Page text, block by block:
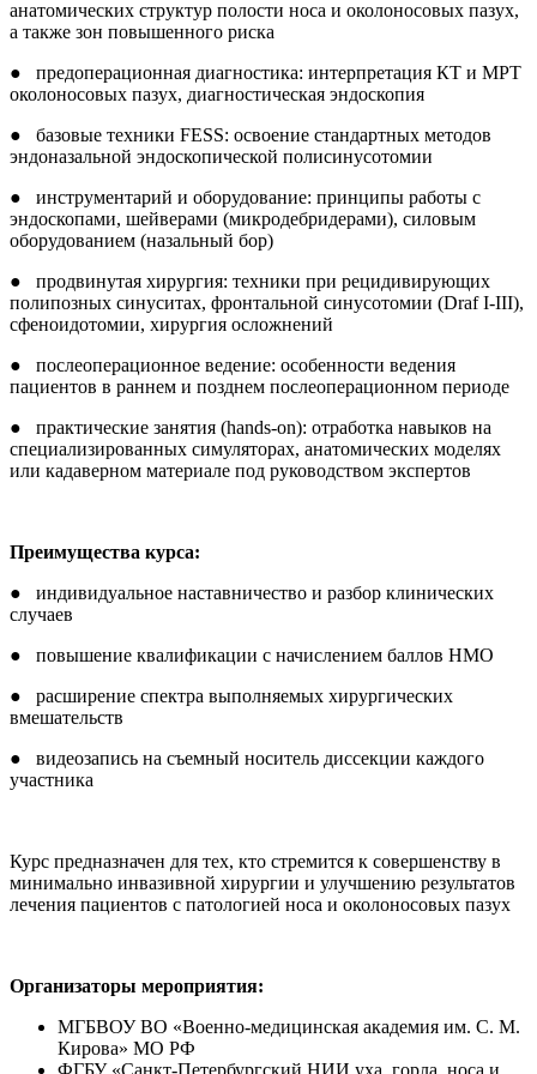
анатомических структур полости носа и околоносовых пазух,
а также зон повышенного риска
● предоперационная диагностика: интерпретация КТ и МРТ
околоносовых пазух, диагностическая эндоскопия
● базовые техники FESS: освоение стандартных методов
эндоназальной эндоскопической полисинусотомии
● инструментарий и оборудование: принципы работы с
эндоскопами, шейверами (микродебридерами), силовым
оборудованием (назальный бор)
● продвинутая хирургия: техники при рецидивирующих
полипозных синуситах, фронтальной синусотомии (Draf I-III),
сфеноидотомии, хирургия осложнений
● послеоперационное ведение: особенности ведения
пациентов в раннем и позднем послеоперационном периоде
● практические занятия (hands-on): отработка навыков на
специализированных симуляторах, анатомических моделях
или кадаверном материале под руководством экспертов
Преимущества курса:
● индивидуальное наставничество и разбор клинических
случаев
● повышение квалификации с начислением баллов НМО
● расширение спектра выполняемых хирургических
вмешательств
● видеозапись на съемный носитель диссекции каждого
участника
Курс предназначен для тех, кто стремится к совершенству в
минимально инвазивной хирургии и улучшению результатов
лечения пациентов с патологией носа и околоносовых пазух
Организаторы мероприятия:
МГБВОУ ВО «Военно-медицинская академия им. С. М.
Кирова» МО РФ